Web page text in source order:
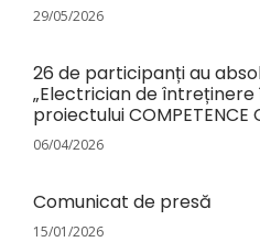
29/05/2026
26 de participanți au
„Electrician de
proiectului COMPETENCE
06/04/2026
Comunicat de presă
15/01/2026